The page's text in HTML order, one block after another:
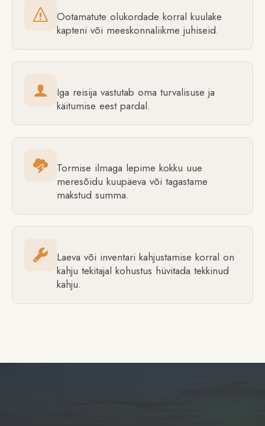
Ootamatute olukordade korral kuulake
kapteni või meeskonnaliikme juhiseid.
Iga reisija vastutab oma turvalisuse ja
käitumise eest pardal.
Tormise ilmaga lepime kokku uue
meresõidu kuupäeva või tagastame
makstud summa.
Laeva või inventari kahjustamise korral on
kahju tekitajal kohustus hüvitada tekkinud
kahju.